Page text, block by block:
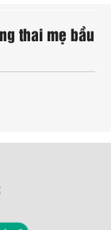
thai mẹ bầu